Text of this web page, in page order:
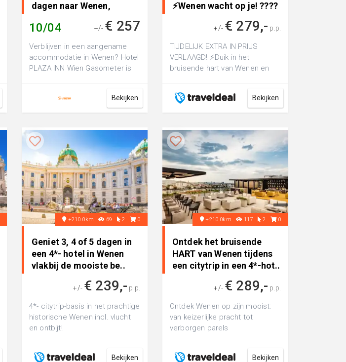
dagen naar Wenen,
10/04 +/- € 257
Verblijven in een aangename
accommodatie in Wenen? Hotel
PLAZA INN Wien Gasometer is
Bekijken
⚡Wenen wacht op je! ????
+/- € 279,- p.p.
TIJDELIJK EXTRA IN PRIJS
VERLAAGD! ⚡Duik in het
bruisende hart van Wenen en
Bekijken
+210.0km 69 2 0
Geniet 3, 4 of 5 dagen in
een 4*- hotel in Wenen
vlakbij de mooiste be..
+/- € 239,- p.p.
4*- citytrip-basis in het prachtige
historische Wenen incl. vlucht
en ontbijt!
Bekijken
+210.0km 117 2 0
Ontdek het bruisende
HART van Wenen tijdens
een citytrip in een 4*-hot..
+/- € 289,- p.p.
Ontdek Wenen op zijn mooist:
van keizerlijke pracht tot
verborgen parels
Bekijken